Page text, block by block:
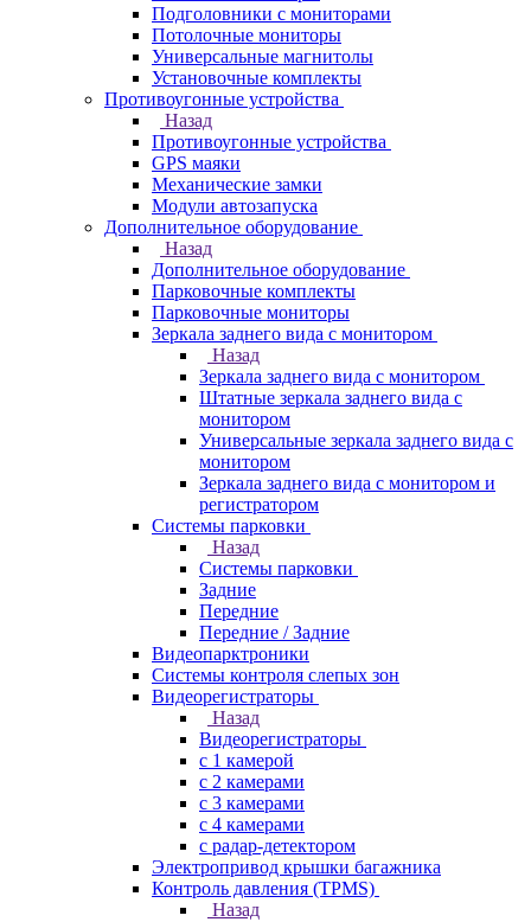
Подголовники с мониторами
Потолочные мониторы
Универсальные магнитолы
Установочные комплекты
Противоугонные устройства
Назад
Противоугонные устройства
GPS маяки
Механические замки
Модули автозапуска
Дополнительное оборудование
Назад
Дополнительное оборудование
Парковочные комплекты
Парковочные мониторы
Зеркала заднего вида с монитором
Назад
Зеркала заднего вида с монитором
Штатные зеркала заднего вида с
монитором
Универсальные зеркала заднего вида с
монитором
Зеркала заднего вида с монитором и
регистратором
Системы парковки
Назад
Системы парковки
Задние
Передние
Передние / Задние
Видеопарктроники
Системы контроля слепых зон
Видеорегистраторы
Назад
Видеорегистраторы
с 1 камерой
с 2 камерами
с 3 камерами
с 4 камерами
с радар-детектором
Электропривод крышки багажника
Контроль давления (TPMS)
Назад